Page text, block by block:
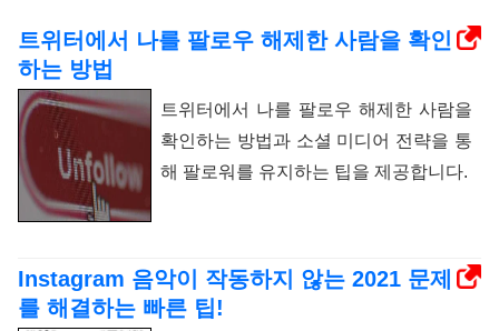
트위터에서 나를 팔로우 해제한 사람을 확인
하는 방법
트위터에서 나를 팔로우 해제한 사람을
확인하는 방법과 소셜 미디어 전략을 통
해 팔로워를 유지하는 팁을 제공합니다.
Instagram 음악이 작동하지 않는 2021 문제
를 해결하는 빠른 팁!